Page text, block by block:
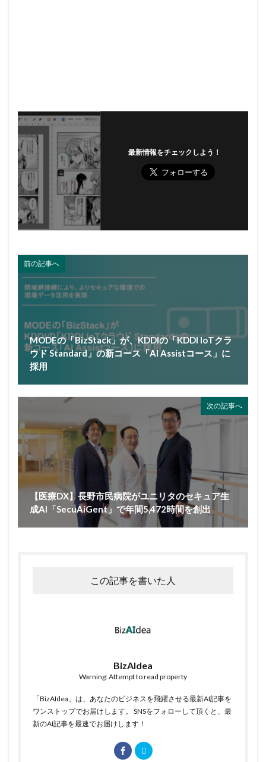
最新情報をチェックしよう！
前の記事へ
MODEの「BizStack」が、KDDIの「KDDI IoTクラ
ウド Standard」の新コース「AI Assistコース」に
採用
次の記事へ
【医療DX】長野市民病院がユニリタのセキュア生
成AI「SecuAiGent」で年間5,472時間を創出
この記事を書いた人
BizAIdea
Warning: Attempt to read property
「BizAIdea」は、あなたのビジネスを飛躍させる最新AI記事を
ワンストップでお届けします。 SNSをフォローして頂くと、最
新のAI記事を最速でお届けします！